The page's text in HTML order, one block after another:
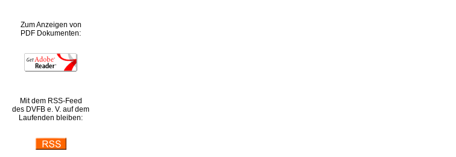
Zum Anzeigen von
PDF Dokumenten:
Mit dem RSS-Feed
des DVFB e. V. auf dem
Laufenden bleiben: